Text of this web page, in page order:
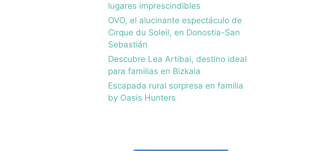
lugares imprescindibles
OVO, el alucinante espectáculo de
Cirque du Soleil, en Donostia-San
Sebastián
Descubre Lea Artibai, destino ideal
para familias en Bizkaia
Escapada rural sorpresa en familia
by Oasis Hunters